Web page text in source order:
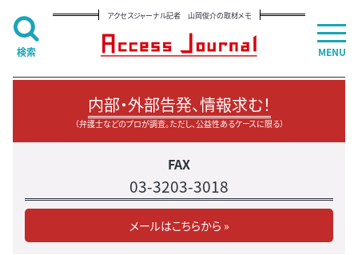
アクセスジャーナル記者 山岡俊介の取材メモ
内部・外部告発、情報求む！
（弁護士などのプロが調査。ただし、公益性あるケースに限る）
FAX
03-3203-3018
メールはこちらから »
MENU
検索